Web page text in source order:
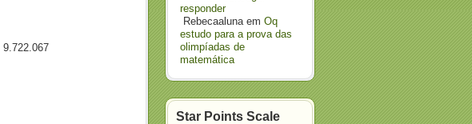
responder
Rebecaalunaem Oq
estudo para a prova das
olimpíadas de
matemática
Star Points Scale